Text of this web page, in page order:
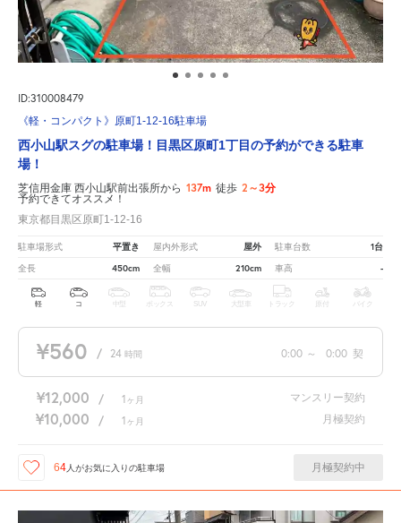
ID:310008479
《軽・コンパクト》原町1-12-16駐車場
西小山駅スグの駐車場！目黒区原町1丁目の予約ができる駐車
場！
芝信用金庫 西小山駅前出張所から 137m 徒歩 2～3分
予約できてオススメ！
東京都目黒区原町1-12-16
駐車場形式 平置き 屋内外形式 屋外 駐車台数 1台
全長 450cm 全幅 210cm 車高 -
軽 コ 中型 ボックス SUV 大型車 トラック 原付 バイク
¥560 / 24 時間 0:00 ～ 0:00 契
¥12,000 / 1 ヶ月 マンスリー契約
¥10,000 / 1 ヶ月 月極契約
64人がお気に入りの駐車場 月極契約中